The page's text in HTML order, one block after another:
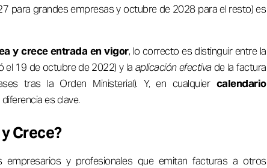
para grandes empresas y octubre de 2028 para el resto) es
y crece entrada en vigor, lo correcto es distinguir entre la
el 19 de octubre de 2022) y la aplicación efectivade la factura
tras la Orden Ministerial). Y, en cualquier calendario
diferencia es clave.
Crece?
y profesionales que emitan facturas a otros